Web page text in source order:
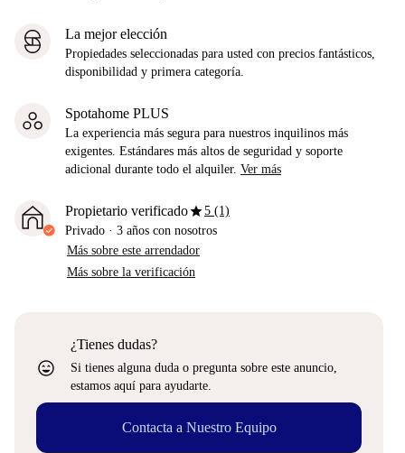
La mejor elección
Propiedades seleccionadas para usted con precios fantásticos,
disponibilidad y primera categoría.
Spotahome PLUS
La experiencia más segura para nuestros inquilinos más
exigentes. Estándares más altos de seguridad y soporte
adicional durante todo el alquiler. Ver más
Propietario verificadostar5 (1)
Privado · 3 años con nosotros
Más sobre este arrendador
Más sobre la verificación
sentiment_very_satisfied
¿Tienes dudas?
Si tienes alguna duda o pregunta sobre este anuncio,
estamos aquí para ayudarte.
Contacta a Nuestro Equipo